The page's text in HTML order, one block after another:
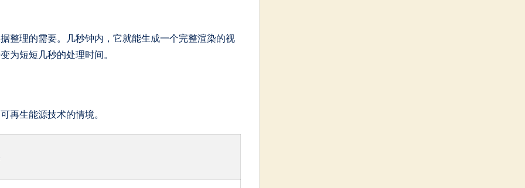
整理的需要。几秒钟内，它就能生成一个完整渲染的视
为短短几秒的处理时间。
再生能源技术的情境。